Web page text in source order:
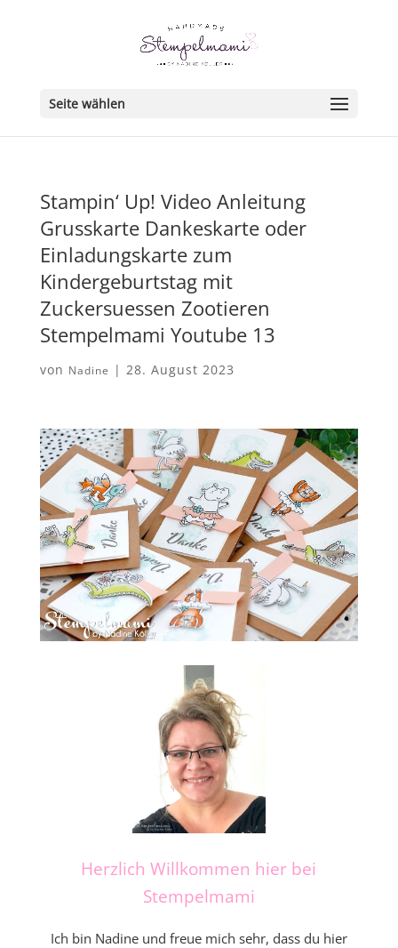
Seite wählen
Stampin‘ Up! Video Anleitung
Grusskarte Dankeskarte oder
Einladungskarte zum
Kindergeburtstag mit
Zuckersuessen Zootieren
Stempelmami Youtube 13
von Nadine | 28. August 2023
Herzlich Willkommen hier bei
Stempelmami
Ich bin Nadine und freue mich sehr, dass du hier